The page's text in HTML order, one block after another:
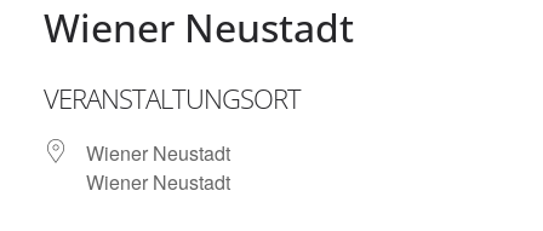
Wiener Neustadt
VERANSTALTUNGSORT
Wiener Neustadt
Wiener Neustadt